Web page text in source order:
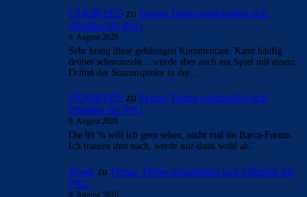
FAK881955 zu Ferran Torres entscheidet sich
offenbar für PSG
9. August 2026
Sehr lustig diese gehässigen Kommentare. Kann häufig
drüber schmunzeln....würde aber auch ein Spiel mit einem
Drittel der Stammspieler in der…
FAK881955 zu Ferran Torres entscheidet sich
offenbar für PSG
9. August 2026
Die 99 % will ich gern sehen, nicht mal im Barca-Forum.
Ich trauere ihm nach, werde mir dann wohl ab…
Bojan zu Ferran Torres entscheidet sich offenbar für
PSG
9. August 2026